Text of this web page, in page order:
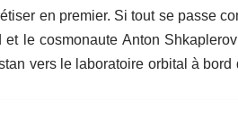
en premier. Si tout se passe
le cosmonaute Anton
vers le laboratoire orbital à bord